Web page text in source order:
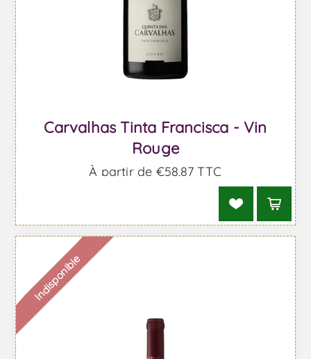
Carvalhas Tinta Francisca - Vin
Rouge
À partir de €58,87 TTC
Indisponible